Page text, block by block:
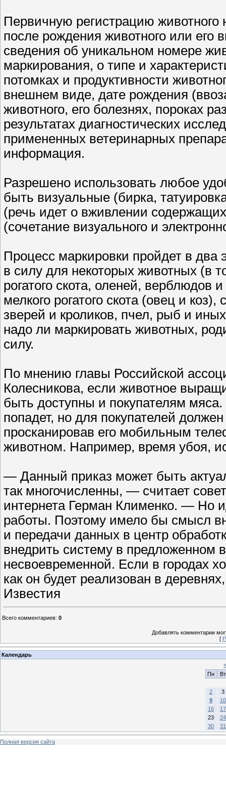
Первичную регистрацию
после рождения животного или
сведения об уникальном номере
маркирования, о типе и
потомках и продуктивности
внешнем виде, дате рождения
животного, его болезнях, пороках
результатах диагностических
примененных ветеринарных
информация.
Разрешено использовать любое
быть визуальные (бирка,
(речь идет о вживлении
(сочетание визуального и
Процесс маркировки пройдет в два
в силу для некоторых животных (в
рогатого скота, оленей, верблюдов
мелкого рогатого скота (овец и
зверей и кроликов, пчел, рыб и
надо ли маркировать животных,
силу.
По мнению главы Российской
Колесникова, если животное
быть доступны и покупателям
попадет, но для покупателей
просканировав его мобильным
животном. Например, время убоя,
— Данный приказ может быть
так многочисленны, — считает
интернета Герман Клименко. — Но
работы. Поэтому имело бы смысл
и передачи данных в центр
внедрить систему в предложенном
несвоевременной. Если в городах
как он будет реализован в
Известия
Всего комментариев: 0
Добавлять комментарии
[
Календарь
«
Пн
Вт
2
3
9
10
16
17
23
24
30
31
Полная версия сайта